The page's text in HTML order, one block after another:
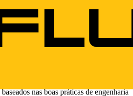
2019
importante tema “aterramento”,
o adequado e seguro funcionamento
geral e das instalações de equipamentos
Este assunto é, sem dúvida, um
na área elétrica e eletrônica, o
esta publicação para o
voltado para a realidade brasileira,
nacional, porém buscando
nas boas práticas de engenharia